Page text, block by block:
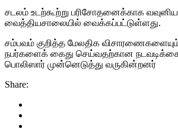
சடலம் உடற்கூற்று பரிசோதனைக்காக
வைத்தியசாலையில் வைக்கப்பட்டுள்ளது.
சம்பவம் குறித்த மேலதிக
நபர்களைக் கைது செய்வதற்கான
பொலிஸார் முன்னெடுத்து வருகின்றனர்
Share: